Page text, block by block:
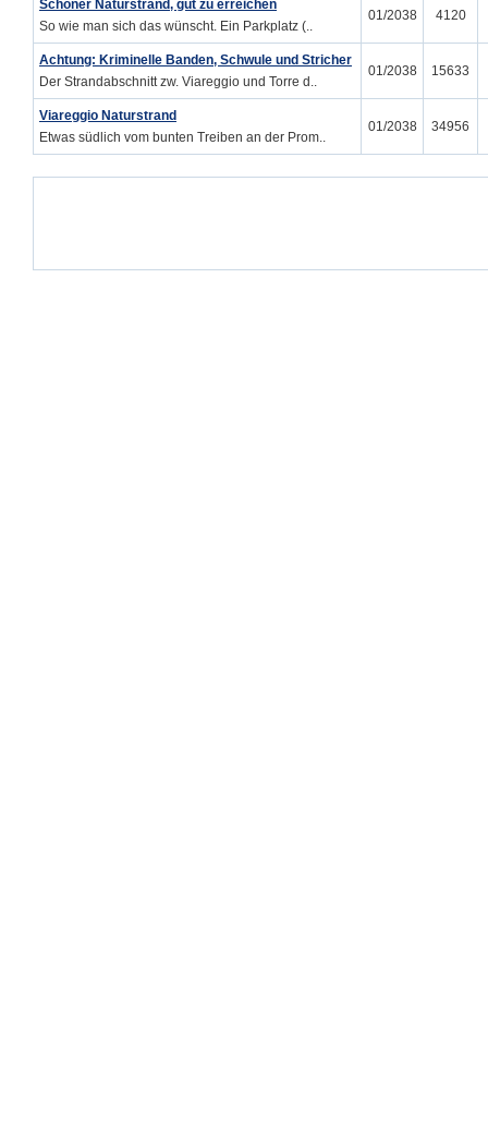
Schöner Naturstrand, gut zu erreichen
So wie man sich das wünscht. Ein Parkplatz (..
01/2038 4120
Achtung: Kriminelle Banden, Schwule und Stricher
Der Strandabschnitt zw. Viareggio und Torre d..
01/2038 15633
Viareggio Naturstrand
Etwas südlich vom bunten Treiben an der Prom..
01/2038 34956